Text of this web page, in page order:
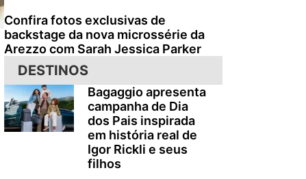
Confira fotos exclusivas de
backstage da nova microssérie da
Arezzo com Sarah Jessica Parker
DESTINOS
Bagaggio apresenta
campanha de Dia
dos Pais inspirada
em história real de
Igor Rickli e seus
filhos